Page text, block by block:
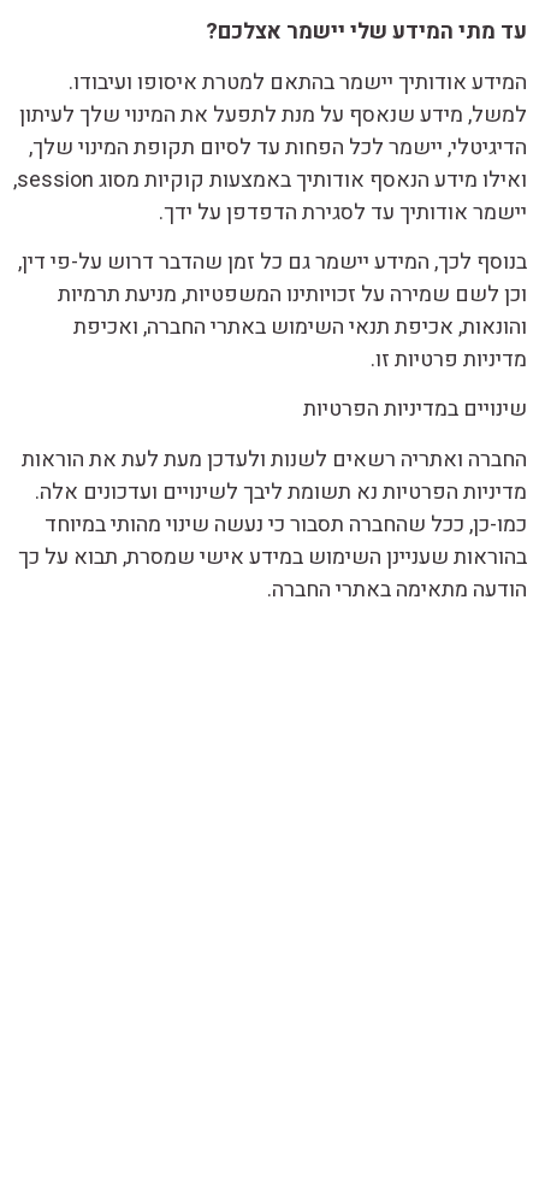
עד מתי המידע שלי יישמר אצלכם?
המידע אודותיך יישמר בהתאם למטרת איסופו ועיבודו.
למשל, מידע שנאסף על מנת לתפעל את המינוי שלך לעיתון
הדיגיטלי, יישמר לכל הפחות עד לסיום תקופת המינוי שלך,
ואילו מידע הנאסף אודותיך באמצעות קוקיות מסוג session,
יישמר אודותיך עד לסגירת הדפדפן על ידך.
בנוסף לכך, המידע יישמר גם כל זמן שהדבר דרוש על-פי דין,
וכן לשם שמירה על זכויותינו המשפטיות, מניעת תרמיות
והונאות, אכיפת תנאי השימוש באתרי החברה, ואכיפת
מדיניות פרטיות זו.
שינויים במדיניות הפרטיות
החברה ואתריה רשאים לשנות ולעדכן מעת לעת את הוראות
מדיניות הפרטיות נא תשומת ליבך לשינויים ועדכונים אלה.
כמו-כן, ככל שהחברה תסבור כי נעשה שינוי מהותי במיוחד
בהוראות שעניינן השימוש במידע אישי שמסרת, תבוא על כך
הודעה מתאימה באתרי החברה.